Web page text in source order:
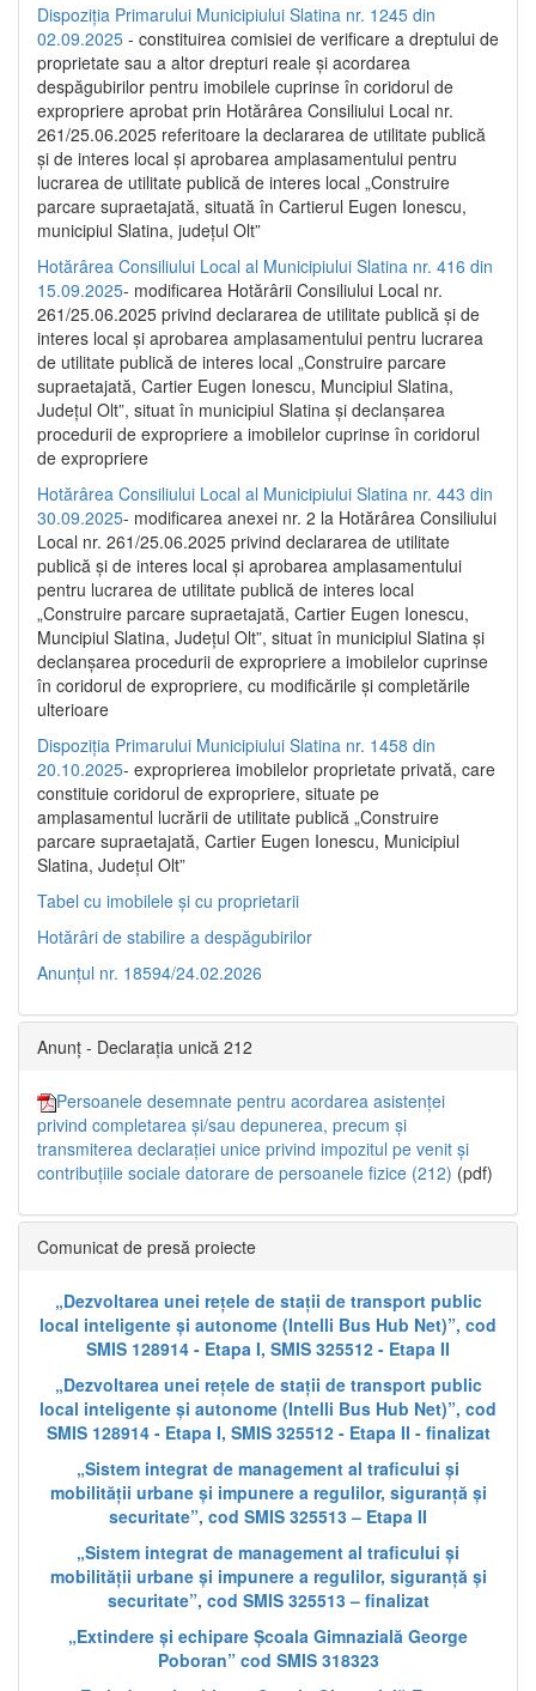
Dispoziția Primarului Municipiului Slatina nr. 1245 din
02.09.2025 - constituirea comisiei de verificare a dreptului de
proprietate sau a altor drepturi reale și acordarea
despăgubirilor pentru imobilele cuprinse în coridorul de
expropriere aprobat prin Hotărârea Consiliului Local nr.
261/25.06.2025 referitoare la declararea de utilitate publică
și de interes local și aprobarea amplasamentului pentru
lucrarea de utilitate publică de interes local „Construire
parcare supraetajată, situată în Cartierul Eugen Ionescu,
municipiul Slatina, județul Olt”
Hotărârea Consiliului Local al Municipiului Slatina nr. 416 din
15.09.2025- modificarea Hotărârii Consiliului Local nr.
261/25.06.2025 privind declararea de utilitate publică și de
interes local și aprobarea amplasamentului pentru lucrarea
de utilitate publică de interes local „Construire parcare
supraetajată, Cartier Eugen Ionescu, Muncipiul Slatina,
Județul Olt”, situat în municipiul Slatina și declanșarea
procedurii de expropriere a imobilelor cuprinse în coridorul
de expropriere
Hotărârea Consiliului Local al Municipiului Slatina nr. 443 din
30.09.2025- modificarea anexei nr. 2 la Hotărârea Consiliului
Local nr. 261/25.06.2025 privind declararea de utilitate
publică şi de interes local şi aprobarea amplasamentului
pentru lucrarea de utilitate publică de interes local
„Construire parcare supraetajată, Cartier Eugen Ionescu,
Muncipiul Slatina, Judeţul Olt”, situat în municipiul Slatina şi
declanşarea procedurii de expropriere a imobilelor cuprinse
în coridorul de expropriere, cu modificările şi completările
ulterioare
Dispoziția Primarului Municipiului Slatina nr. 1458 din
20.10.2025- exproprierea imobilelor proprietate privată, care
constituie coridorul de expropriere, situate pe
amplasamentul lucrării de utilitate publică „Construire
parcare supraetajată, Cartier Eugen Ionescu, Municipiul
Slatina, Județul Olt”
Tabel cu imobilele și cu proprietarii
Hotărâri de stabilire a despăgubirilor
Anunțul nr. 18594/24.02.2026
Anunț - Declarația unică 212
Persoanele desemnate pentru acordarea asistenței
privind completarea și/sau depunerea, precum și
transmiterea declarației unice privind impozitul pe venit și
contribuțiile sociale datorare de persoanele fizice (212) (pdf)
Comunicat de presă proiecte
„Dezvoltarea unei rețele de stații de transport public
local inteligente și autonome (Intelli Bus Hub Net)”, cod
SMIS 128914 - Etapa I, SMIS 325512 - Etapa II
„Dezvoltarea unei rețele de stații de transport public
local inteligente și autonome (Intelli Bus Hub Net)”, cod
SMIS 128914 - Etapa I, SMIS 325512 - Etapa II - finalizat
„Sistem integrat de management al traficului și
mobilității urbane și impunere a regulilor, siguranță și
securitate”, cod SMIS 325513 – Etapa II
„Sistem integrat de management al traficului și
mobilității urbane și impunere a regulilor, siguranță și
securitate”, cod SMIS 325513 – finalizat
„Extindere și echipare Școala Gimnazială George
Poboran” cod SMIS 318323